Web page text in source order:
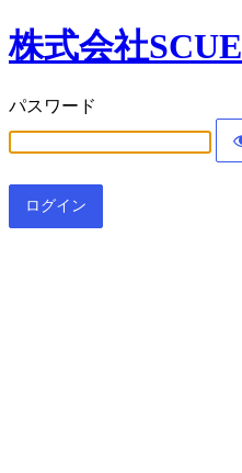
株式会社SCUE
パスワード